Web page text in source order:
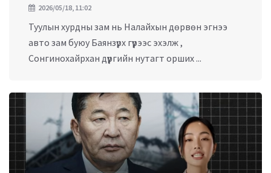
2026/05/18, 11:02
Туулын хурдны зам нь Налайхын дөрвөн эгнээ
авто зам буюу Баянзүрх гүүрээс эхэлж ,
Сонгинохайрхан дүүргийн нутагт орших ...